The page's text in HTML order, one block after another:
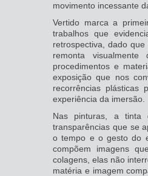
movimento incessante
Vertido marca a
trabalhos que
retrospectiva, dado
remonta
procedimentos e
exposição que nos
recorrências plásticas
experiência da imersão.
Nas pinturas, a tinta
transparências que se
o tempo e o gesto do
compõem imagens
colagens, elas não
matéria e imagem